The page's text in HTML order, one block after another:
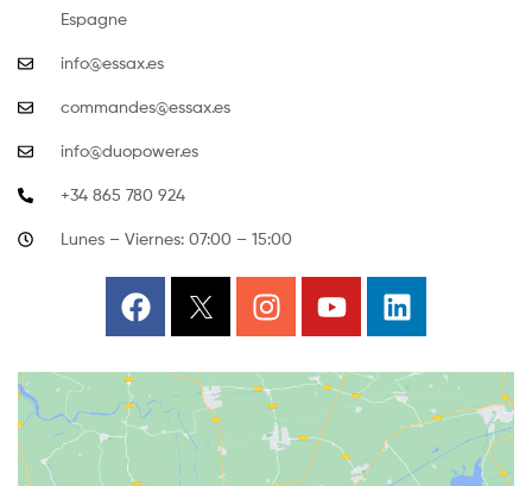
Espagne
info@essax.es
commandes@essax.es
info@duopower.es
+34 865 780 924
Lunes – Viernes: 07:00 – 15:00